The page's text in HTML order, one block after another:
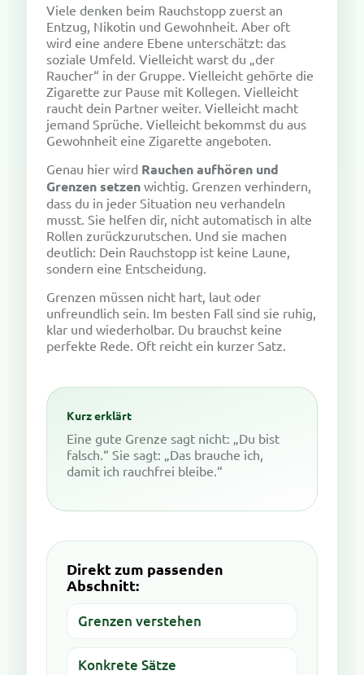
Viele denken beim Rauchstopp zuerst an
Entzug, Nikotin und Gewohnheit. Aber oft
wird eine andere Ebene unterschätzt: das
soziale Umfeld. Vielleicht warst du „der
Raucher“ in der Gruppe. Vielleicht gehörte die
Zigarette zur Pause mit Kollegen. Vielleicht
raucht dein Partner weiter. Vielleicht macht
jemand Sprüche. Vielleicht bekommst du aus
Gewohnheit eine Zigarette angeboten.
Genau hier wird Rauchen aufhören und
Grenzen setzen wichtig. Grenzen verhindern,
dass du in jeder Situation neu verhandeln
musst. Sie helfen dir, nicht automatisch in alte
Rollen zurückzurutschen. Und sie machen
deutlich: Dein Rauchstopp ist keine Laune,
sondern eine Entscheidung.
Grenzen müssen nicht hart, laut oder
unfreundlich sein. Im besten Fall sind sie ruhig,
klar und wiederholbar. Du brauchst keine
perfekte Rede. Oft reicht ein kurzer Satz.
Kurz erklärt
Eine gute Grenze sagt nicht: „Du bist
falsch.“ Sie sagt: „Das brauche ich,
damit ich rauchfrei bleibe.“
Direkt zum passenden
Abschnitt:
Grenzen verstehen
Konkrete Sätze